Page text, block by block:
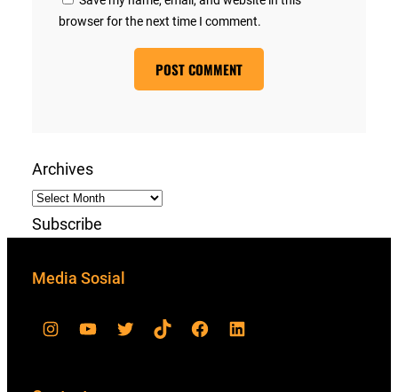
browser for the next time I comment.
Archives
Subscribe
Media Sosial